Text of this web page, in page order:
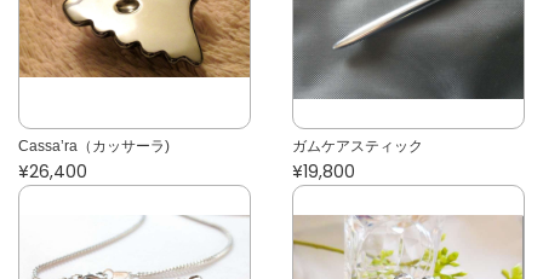
Cassa’ra（カッサーラ)
¥26,400
ガムケアスティック
¥19,800